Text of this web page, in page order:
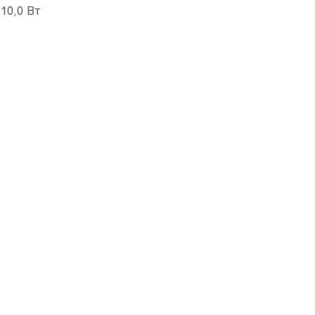
10,0 Вт